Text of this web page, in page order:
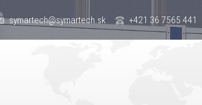
symartech@symartech.sk +421 36 7565 441